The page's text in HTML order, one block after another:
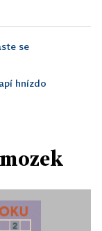
se
hnízdo